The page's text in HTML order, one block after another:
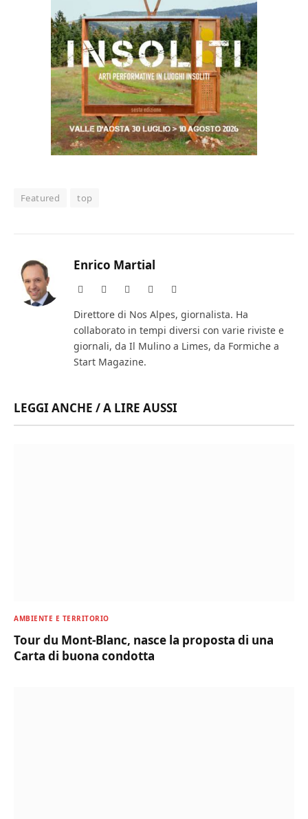
Featured top
Enrico Martial
Website Facebook Instagram
Direttore di Nos Alpes, giornalista. Ha
collaborato in tempi diversi con varie riviste e
giornali, da Il Mulino a Limes, da Formiche a
Start Magazine.
LEGGI ANCHE / A LIRE AUSSI
AMBIENTE E TERRITORIO
Tour du Mont-Blanc, nasce la proposta di una
Carta di buona condotta